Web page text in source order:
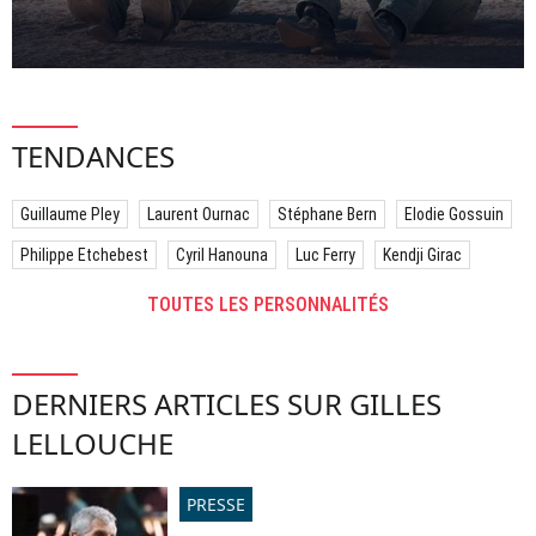
TENDANCES
Guillaume Pley Laurent Ournac Stéphane Bern Elodie Gossuin
Philippe Etchebest Cyril Hanouna Luc Ferry Kendji Girac
TOUTES LES PERSONNALITÉS
DERNIERS ARTICLES SUR GILLES
LELLOUCHE
PRESSE